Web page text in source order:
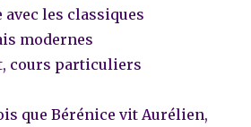
avec les classiques
modernes
cours particuliers
que Bérénice vit Aurélien,